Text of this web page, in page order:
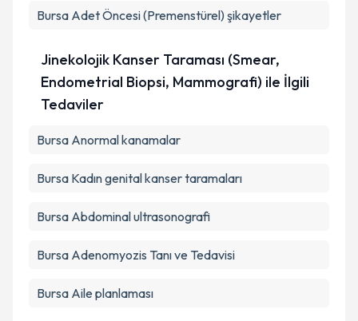
Bursa Adet Öncesi (Premenstürel) şikayetler
Jinekolojik Kanser Taraması (Smear,
Endometrial Biopsi, Mammografi) ile İlgili
Tedaviler
Bursa Anormal kanamalar
Bursa Kadın genital kanser taramaları
Bursa Abdominal ultrasonografi
Bursa Adenomyozis Tanı ve Tedavisi
Bursa Aile planlaması